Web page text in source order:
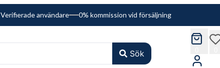
Verifierade användare 0% kommission vid försäljning
Sök